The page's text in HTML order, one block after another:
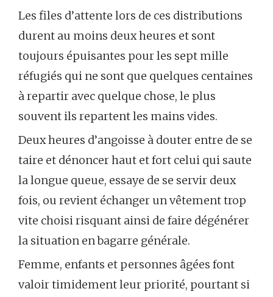
Les files d’attente lors de ces distributions
durent au moins deux heures et sont
toujours épuisantes pour les sept mille
réfugiés qui ne sont que quelques centaines
à repartir avec quelque chose, le plus
souvent ils repartent les mains vides.
Deux heures d’angoisse à douter entre de se
taire et dénoncer haut et fort celui qui saute
la longue queue, essaye de se servir deux
fois, ou revient échanger un vêtement trop
vite choisi risquant ainsi de faire dégénérer
la situation en bagarre générale.
Femme, enfants et personnes âgées font
valoir timidement leur priorité, pourtant si